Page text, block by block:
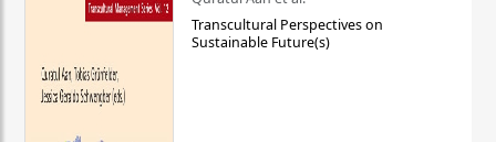
Transcultural Perspectives on
Sustainable Future(s)